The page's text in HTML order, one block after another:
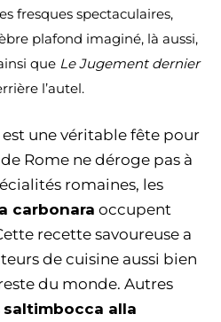
fresques spectaculaires,
plafond imaginé, là aussi,
que Le Jugement dernier
l’autel.
est une véritable fête pour
Rome ne déroge pas à
romaines, les
carbonara occupent
recette savoureuse a
de cuisine aussi bien
du monde. Autres
saltimbocca alla